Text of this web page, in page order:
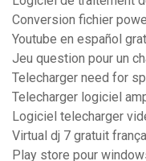
Conversion fichier
Youtube en español
Jeu question pour un
Telecharger need for
Telecharger logiciel
Logiciel telecharger
Virtual dj 7 gratuit
Play store pour